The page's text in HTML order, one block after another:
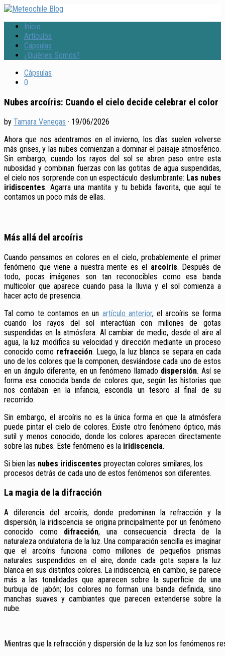
Inicio
Artículos
Cápsulas
¿Quiénes Somos?
Cápsulas
0
Nubes arcoíris: Cuando el cielo decide celebrar el color
by Tamara Venegas · 19/06/2026
Ahora que nos adentramos en el invierno, los días suelen volverse
más grises, y las nubes comienzan a dominar el paisaje atmosférico.
Sin embargo, cuando los rayos del sol se abren paso entre esta
nubosidad y combinan fuerzas con las gotitas de agua suspendidas,
el cielo nos sorprende con un espectáculo deslumbrante: Las nubes
iridiscentes. Agarra una mantita y tu bebida favorita, que aquí te
contamos un poco más de ellas.
Más allá del arcoíris
Cuando pensamos en colores en el cielo, probablemente el primer
fenómeno que viene a nuestra mente es el arcoíris. Después de
todo, pocas imágenes son tan reconocibles como esa banda
multicolor que aparece cuando pasa la lluvia y el sol comienza a
hacer acto de presencia.
Tal como te contamos en un artículo anterior, el arcoíris se forma
cuando los rayos del sol interactúan con millones de gotas
suspendidas en la atmósfera. Al cambiar de medio, desde el aire al
agua, la luz modifica su velocidad y dirección mediante un proceso
conocido como refracción. Luego, la luz blanca se separa en cada
uno de los colores que la componen, desviándose cada uno de estos
en un ángulo diferente, en un fenómeno llamado dispersión. Así se
forma esaconocida banda de colores que, según las historias que
nos contaban en la infancia, escondía un tesoro al final de su
recorrido.
Sin embargo, el arcoíris no es la única forma en que la atmósfera
puede pintar el cielo de colores. Existe otro fenómeno óptico, más
sutil y menos conocido, donde los colores aparecen directamente
sobre las nubes. Este fenómeno es la iridiscencia.
Si bien las nubes iridiscentes proyectan colores similares, los
procesos detrás de cada uno de estos fenómenos son diferentes.
La magia de la difracción
A diferencia del arcoíris, donde predominan la refracción y la
dispersión, la iridiscencia se origina principalmente por un fenómeno
conocido como difracción, una consecuencia directa de la
naturaleza ondulatoria de la luz. Una comparación sencilla es imaginar
que el arcoíris funciona como millones de pequeños prismas
naturales suspendidos en el aire, donde cada gota separa la luz
blanca en sus distintos colores. La iridiscencia, en cambio, se parece
más a las tonalidades que aparecen sobre la superficie de una
burbuja de jabón; los colores no forman una banda definida, sino
manchas suaves y cambiantes que parecen extenderse sobre la
nube.
Mientras que la refracción y dispersión de la luz son los fenómenos